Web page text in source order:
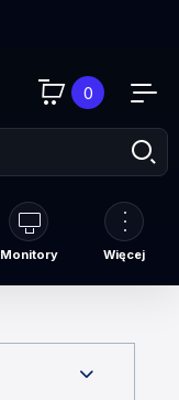
0
Monitory Więcej